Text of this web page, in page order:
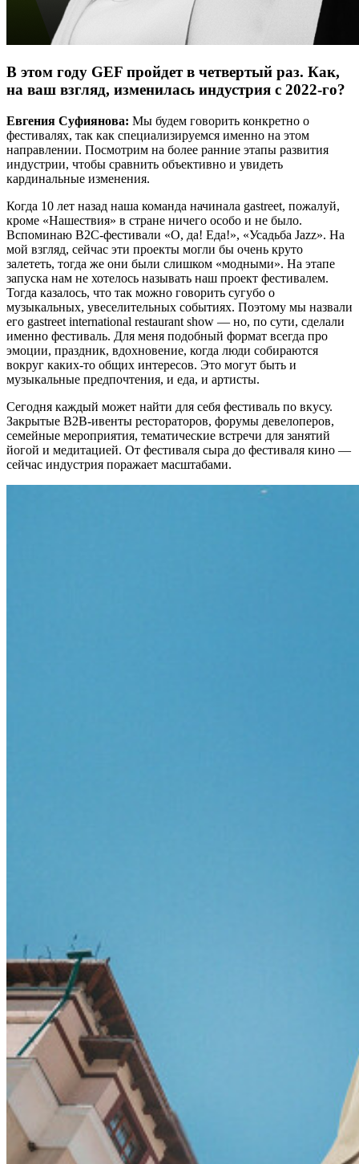
В этом году GEF пройдет в четвертый раз. Как,
на ваш взгляд, изменилась индустрия с 2022-го?
Евгения Суфиянова: Мы будем говорить конкретно о
фестивалях, так как специализируемся именно на этом
направлении. Посмотрим на более ранние этапы развития
индустрии, чтобы сравнить объективно и увидеть
кардинальные изменения.
Когда 10 лет назад наша команда начинала gastreet, пожалуй,
кроме «Нашествия» в стране ничего особо и не было.
Вспоминаю В2С-фестивали «О, да! Еда!», «Усадьба Jazz». На
мой взгляд, сейчас эти проекты могли бы очень круто
залететь, тогда же они были слишком «модными». На этапе
запуска нам не хотелось называть наш проект фестивалем.
Тогда казалось, что так можно говорить сугубо о
музыкальных, увеселительных событиях. Поэтому мы назвали
его gastreet international restaurant show — но, по сути, сделали
именно фестиваль. Для меня подобный формат всегда про
эмоции, праздник, вдохновение, когда люди собираются
вокруг каких-то общих интересов. Это могут быть и
музыкальные предпочтения, и еда, и артисты.
Сегодня каждый может найти для себя фестиваль по вкусу.
Закрытые В2В-ивенты рестораторов, форумы девелоперов,
семейные мероприятия, тематические встречи для занятий
йогой и медитацией. От фестиваля сыра до фестиваля кино —
сейчас индустрия поражает масштабами.